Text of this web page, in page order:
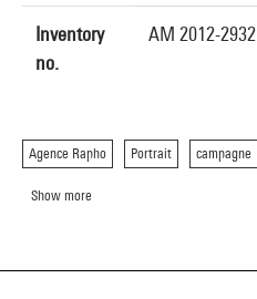
Inventory
no.
AM 2012-2932
Agence Rapho Portrait campagne
Show more